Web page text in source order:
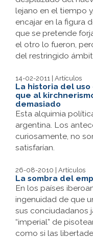
lejano en el tiempo
encajar en la figura
que se pretende
el otro lo fueron,
del restringido
14-02-2011 | Artículos
La historia del
que al
demasiado
Esta alquimia
argentina. Los
curiosamente, no
satisfarían.
26-08-2010 | Artículos
La sombra del
En los países
ingenuidad de que
sus conciudadanos
“imperial” de
como si las